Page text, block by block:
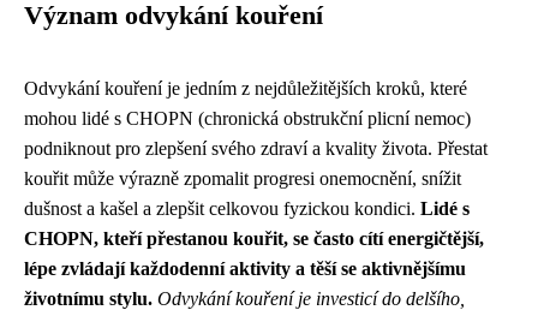
Význam odvykání kouření
Odvykání kouření je jedním z nejdůležitějších kroků, které
mohou lidé s CHOPN (chronická obstrukční plicní nemoc)
podniknout pro zlepšení svého zdraví a kvality života. Přestat
kouřit může výrazně zpomalit progresi onemocnění, snížit
dušnost a kašel a zlepšit celkovou fyzickou kondici. Lidé s
CHOPN, kteří přestanou kouřit, se často cítí energičtější,
lépe zvládají každodenní aktivity a těší se aktivnějšímu
životnímu stylu. Odvykání kouření je investicí do delšího,